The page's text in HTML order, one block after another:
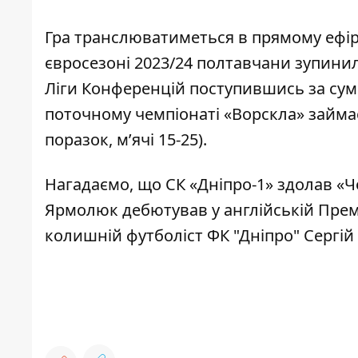
Гра транслюватиметься в прямому
євросезоні 2023/24 полтавчани
Ліги Конференцій поступившись за
поточному чемпіонаті «Ворскла»
поразок, м’ячі 15-25).
Нагадаємо, що СК «Дніпро-1» здолав
Ярмолюк дебютував у англійській
колишній футболіст ФК "Дніпро"